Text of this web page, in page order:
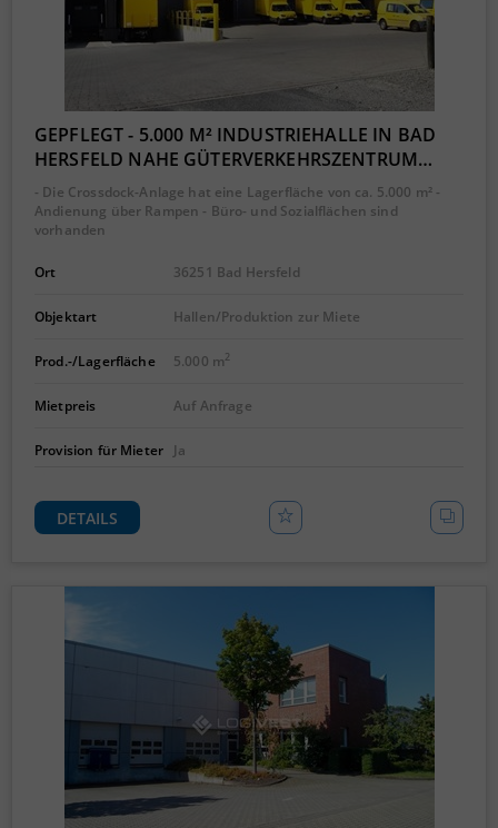
GEPFLEGT - 5.000 M² INDUSTRIEHALLE IN BAD
HERSFELD NAHE GÜTERVERKEHRSZENTRUM…
- Die Crossdock-Anlage hat eine Lagerfläche von ca. 5.000 m² -
Andienung über Rampen - Büro- und Sozialflächen sind
vorhanden
Ort 36251 Bad Hersfeld
Objektart Hallen/Produktion zur Miete
Prod.-/Lagerfläche 5.000 m2
Mietpreis Auf Anfrage
Provision für Mieter Ja
DETAILS